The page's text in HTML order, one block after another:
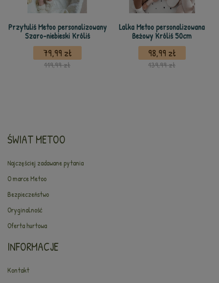
Przytuliś Metoo personalizowany
Szaro-niebieski Króliś
79,99 zł
119,99 zł
Lalka Metoo personalizowana
Beżowy Króliś 50cm
98,99 zł
139,99 zł
ŚWIAT METOO
Najczęściej zadawane pytania
O marce Metoo
Bezpieczeństwo
Oryginalność
Oferta hurtowa
INFORMACJE
Kontakt